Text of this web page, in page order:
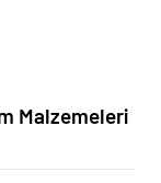
Malzemeleri